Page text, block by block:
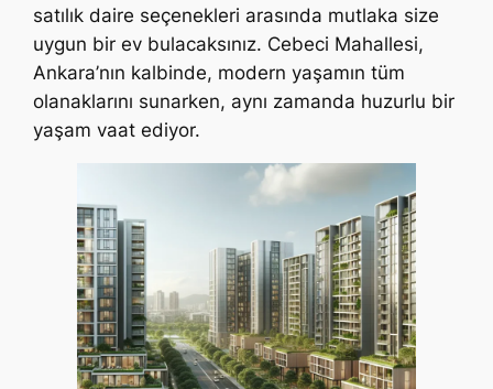
satılık daire seçenekleri arasında mutlaka size
uygun bir ev bulacaksınız. Cebeci Mahallesi,
Ankara’nın kalbinde, modern yaşamın tüm
olanaklarını sunarken, aynı zamanda huzurlu bir
yaşam vaat ediyor.